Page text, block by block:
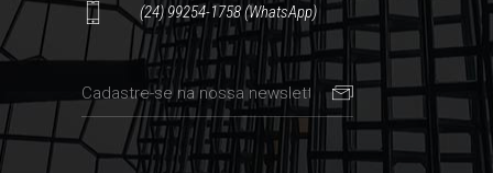
(24) 99254-1758 (WhatsApp)